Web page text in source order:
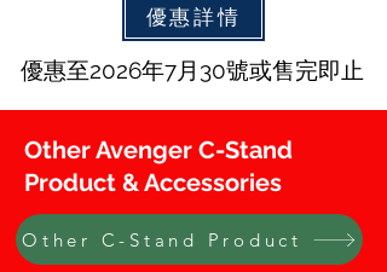
優惠詳情
優惠至2026年7月30號或售完即止
Other Avenger C-Stand
Product & Accessories
Other C-Stand Product